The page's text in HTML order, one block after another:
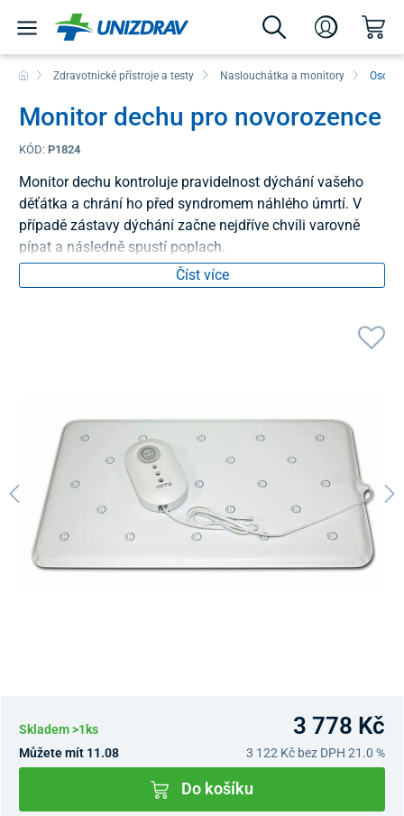
Zdravotnické přístroje a testy Naslouchátka a monitory
Monitor dechu pro novorozence
KÓD: P1824
Monitor dechu kontroluje pravidelnost dýchání vašeho
děťátka a chrání ho před syndromem náhlého úmrtí. V
případě zástavy dýchání začne nejdříve chvíli varovně
pípat a následně spustí poplach.
Číst více
Skladem >1ks 3 778 Kč
Můžete mít 11.08 3 122 Kč bez DPH 21.0 %
Do košíku